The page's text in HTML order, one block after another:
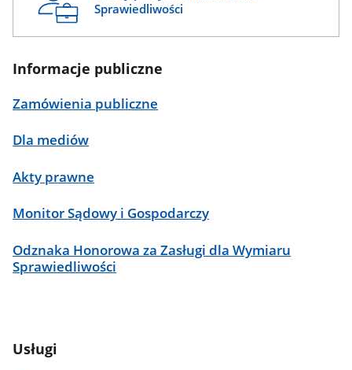
Sprawiedliwości
Informacje publiczne
Zamówienia publiczne
Dla mediów
Akty prawne
Monitor Sądowy i Gospodarczy
Odznaka Honorowa za Zasługi dla Wymiaru
Sprawiedliwości
Usługi